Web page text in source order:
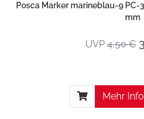
Posca Marker marineblau-9 PC-
mm
UVP4,50 €
Mehr